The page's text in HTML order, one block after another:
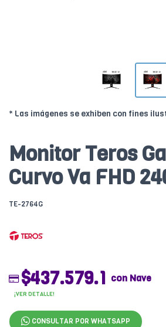
* Las imágenes se exhiben con fines
Monitor Teros
Curvo Va FHD
TE-2764G
$437.579.1 con Nave
¡VER DETALLE!
CONSULTAR POR WHATSAPP